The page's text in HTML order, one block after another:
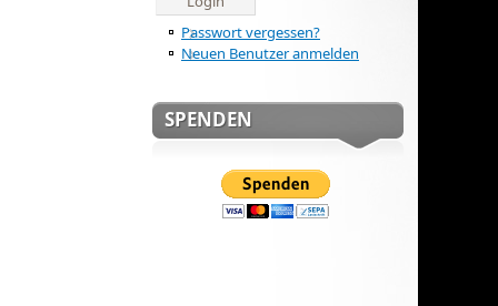
Passwort vergessen?
Neuen Benutzer anmelden
SPENDEN